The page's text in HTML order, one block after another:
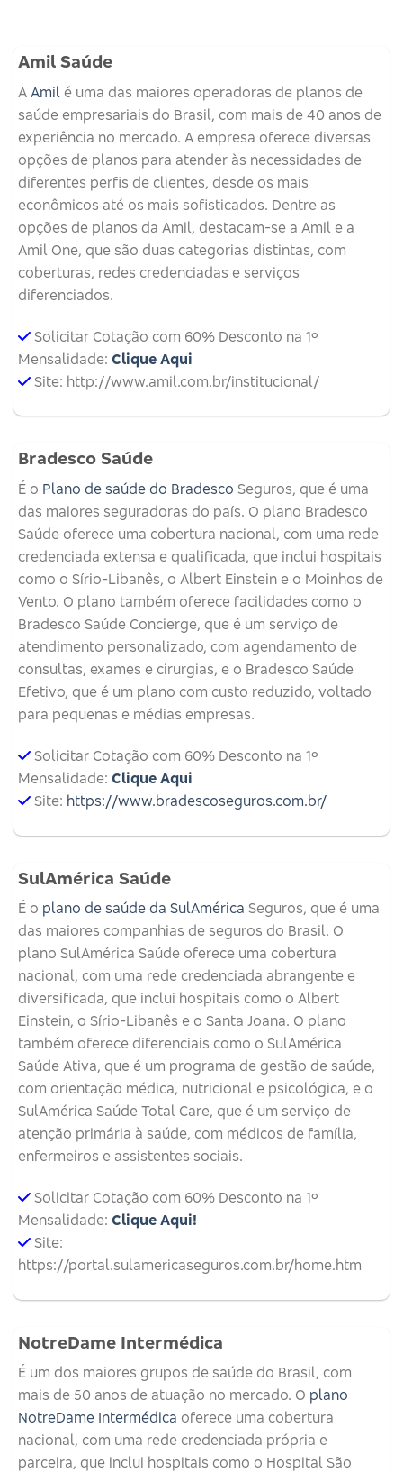
Amil Saúde
A Amil é uma das maiores operadoras de planos de
saúde empresariais do Brasil, com mais de 40 anos de
experiência no mercado. A empresa oferece diversas
opções de planos para atender às necessidades de
diferentes perfis de clientes, desde os mais
econômicos até os mais sofisticados. Dentre as
opções de planos da Amil, destacam-se a Amil e a
Amil One, que são duas categorias distintas, com
coberturas, redes credenciadas e serviços
diferenciados.
Solicitar Cotação com 60% Desconto na 1º
Mensalidade: Clique Aqui
Site: http://www.amil.com.br/institucional/
Bradesco Saúde
É o Plano de saúde do Bradesco Seguros, que é uma
das maiores seguradoras do país. O plano Bradesco
Saúde oferece uma cobertura nacional, com uma rede
credenciada extensa e qualificada, que inclui hospitais
como o Sírio-Libanês, o Albert Einstein e o Moinhos de
Vento. O plano também oferece facilidades como o
Bradesco Saúde Concierge, que é um serviço de
atendimento personalizado, com agendamento de
consultas, exames e cirurgias, e o Bradesco Saúde
Efetivo, que é um plano com custo reduzido, voltado
para pequenas e médias empresas.
Solicitar Cotação com 60% Desconto na 1º
Mensalidade: Clique Aqui
Site: https://www.bradescoseguros.com.br/
SulAmérica Saúde
É o plano de saúde da SulAmérica Seguros, que é uma
das maiores companhias de seguros do Brasil. O
plano SulAmérica Saúde oferece uma cobertura
nacional, com uma rede credenciada abrangente e
diversificada, que inclui hospitais como o Albert
Einstein, o Sírio-Libanês e o Santa Joana. O plano
também oferece diferenciais como o SulAmérica
Saúde Ativa, que é um programa de gestão de saúde,
com orientação médica, nutricional e psicológica, e o
SulAmérica Saúde Total Care, que é um serviço de
atenção primária à saúde, com médicos de família,
enfermeiros e assistentes sociais.
Solicitar Cotação com 60% Desconto na 1º
Mensalidade: Clique Aqui!
Site:
https://portal.sulamericaseguros.com.br/home.htm
NotreDame Intermédica
É um dos maiores grupos de saúde do Brasil, com
mais de 50 anos de atuação no mercado. O plano
NotreDame Intermédica oferece uma cobertura
nacional, com uma rede credenciada própria e
parceira, que inclui hospitais como o Hospital São